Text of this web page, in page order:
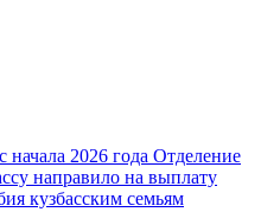
начала 2026 года Отделение
направило на выплату
кузбасским семьям